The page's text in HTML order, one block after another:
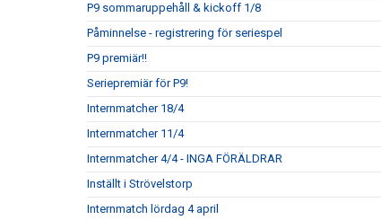
P9 sommaruppehåll & kickoff 1/8
Påminnelse - registrering för seriespel
P9 premiär!!
Seriepremiär för P9!
Internmatcher 18/4
Internmatcher 11/4
Internmatcher 4/4 - INGA FÖRÄLDRAR
Inställt i Strövelstorp
Internmatch lördag 4 april